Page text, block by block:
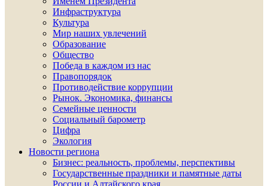
Инфраструктура
Культура
Мир наших увлечений
Образование
Общество
Победа в каждом из нас
Правопорядок
Противодействие коррупции
Рынок. Экономика, финансы
Семейные ценности
Социальный барометр
Цифра
Экология
Новости региона
Бизнес: реальность, проблемы, перспективы
Государственные праздники и памятные даты
России и Алтайского края